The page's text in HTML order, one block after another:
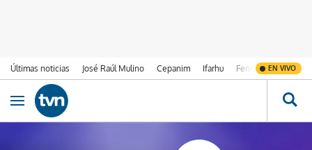
Últimas noticias José Raúl Mulino Cepanim Ifarhu Fenómeno de El
EN VIVO
Ir al contenido
Obrir navegació